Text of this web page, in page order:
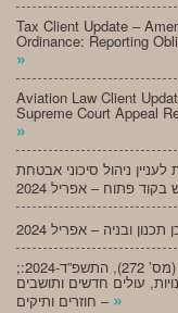
Tax Client Update –
Ordinance: Reporting
»
Aviation Law Client
Supreme Court Appeal
»
לעניין ניהול סיכוני אבטחת
;מעו”דכן מיסים – חוק לתיקון פקודת מס הכנסה (מס’ 272), התשפ”ד-2024:
עולים חדשים ותושבים
חוזרים ותיקים – »